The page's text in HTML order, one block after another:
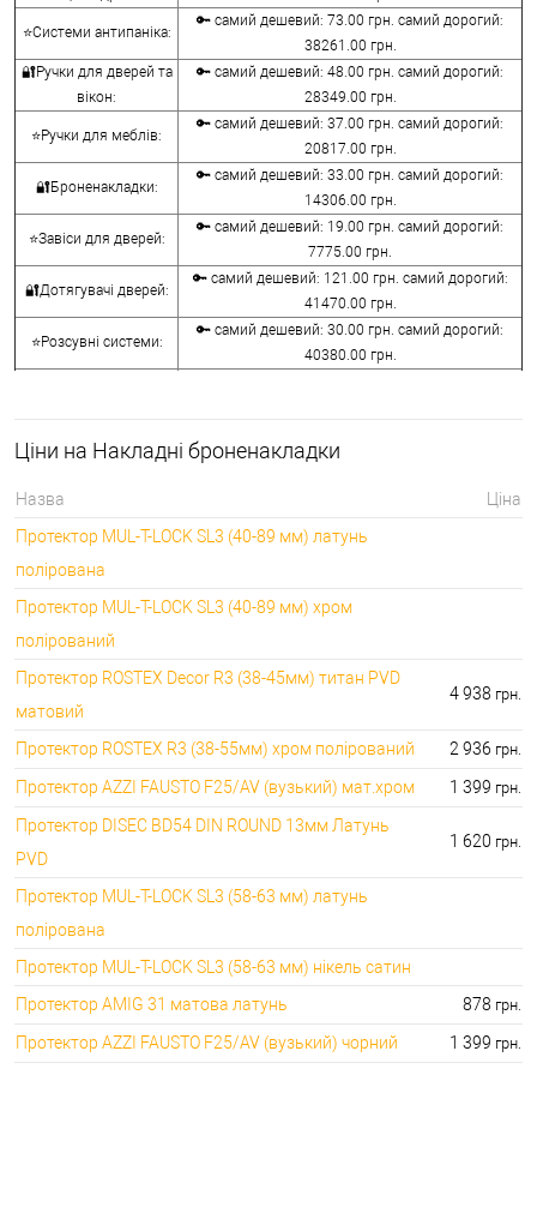
⭐Системи антипаніка:
🔑 самий дешевий: 73.00 грн. самий дорогий:
38261.00 грн.
🔐Ручки для дверей та
вікон:
🔑 самий дешевий: 48.00 грн. самий дорогий:
28349.00 грн.
⭐Ручки для меблів:
🔑 самий дешевий: 37.00 грн. самий дорогий:
20817.00 грн.
🔐Броненакладки:
🔑 самий дешевий: 33.00 грн. самий дорогий:
14306.00 грн.
⭐Завіси для дверей:
🔑 самий дешевий: 19.00 грн. самий дорогий:
7775.00 грн.
🔐Дотягувачі дверей:
🔑 самий дешевий: 121.00 грн. самий дорогий:
41470.00 грн.
⭐Розсувні системи:
🔑 самий дешевий: 30.00 грн. самий дорогий:
40380.00 грн.
⭐Сейфи:
396000.00 грн.
🔐Домофони:
⭐Сигналізація AJAX:
🔑 самий дешевий: грн. самий дорогий: грн.
Ціни на Накладні броненакладки
Назва
Ціна
Протектор MUL-T-LOCK SL3 (40-89 мм) латунь
полірована
Протектор MUL-T-LOCK SL3 (40-89 мм) хром
полірований
Протектор ROSTEX Decor R3 (38-45мм) титан PVD
матовий
4 938 грн.
Протектор ROSTEX R3 (38-55мм) хром полірований 2 936 грн.
Протектор AZZI FAUSTO F25/AV (вузький) мат.хром 1 399 грн.
Протектор DISEC BD54 DIN ROUND 13мм Латунь
PVD
1 620 грн.
Протектор MUL-T-LOCK SL3 (58-63 мм) латунь
полірована
Протектор MUL-T-LOCK SL3 (58-63 мм) нікель сатин
Протектор AMIG 31 матова латунь
878 грн.
Протектор AZZI FAUSTO F25/AV (вузький) чорний 1 399 грн.